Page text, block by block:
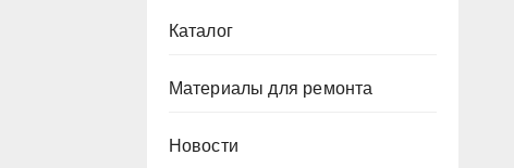
Каталог
Материалы для ремонта
Новости